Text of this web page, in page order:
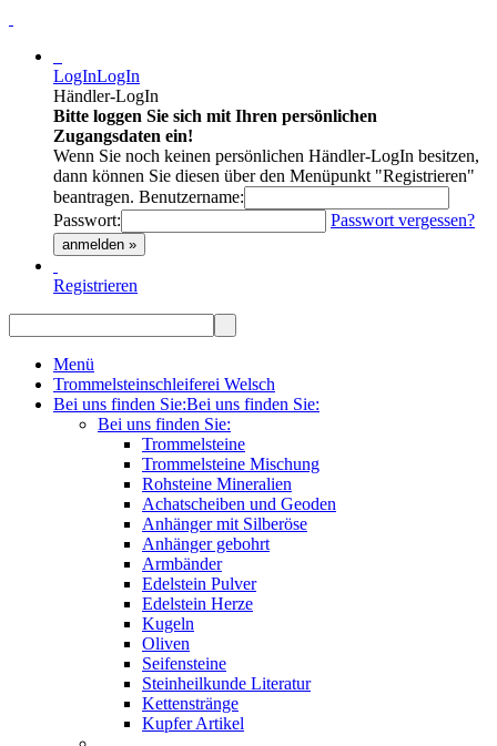
LogInLogIn
Händler-LogIn
Bitte loggen Sie sich mit Ihren persönlichen
Zugangsdaten ein!
Wenn Sie noch keinen persönlichen Händler-LogIn besitzen,
dann können Sie diesen über den Menüpunkt "Registrieren"
beantragen. Benutzername:
Passwort:
Passwort vergessen?
anmelden »
Registrieren
Menü
Trommelsteinschleiferei Welsch
Bei uns finden Sie:Bei uns finden Sie:
Bei uns finden Sie:
Trommelsteine
Trommelsteine Mischung
Rohsteine Mineralien
Achatscheiben und Geoden
Anhänger mit Silberöse
Anhänger gebohrt
Armbänder
Edelstein Pulver
Edelstein Herze
Kugeln
Oliven
Seifensteine
Steinheilkunde Literatur
Kettenstränge
Kupfer Artikel